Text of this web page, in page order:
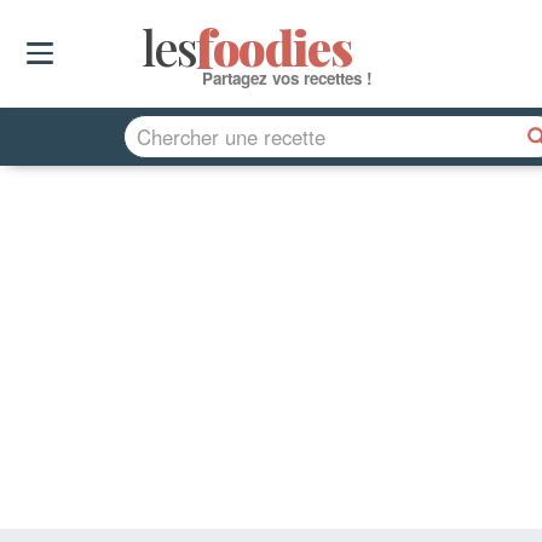
lesfoodies
Partagez vos recettes !